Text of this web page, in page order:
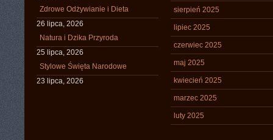
Zdrowe Odżywianie i Dieta
26 lipca, 2026
Natura i Dzika Przyroda
25 lipca, 2026
Stylowe Święta Narodowe
23 lipca, 2026
sierpień 2025
lipiec 2025
czerwiec 2025
maj 2025
kwiecień 2025
marzec 2025
luty 2025